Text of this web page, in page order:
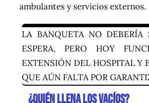
ambulantes y servicios externos.
LA BANQUETA NO DEBERÍA
ESPERA, PERO HOY
EXTENSIÓN DEL HOSPITAL Y
QUE AÚN FALTA POR
¿Quién llena los vacíos?